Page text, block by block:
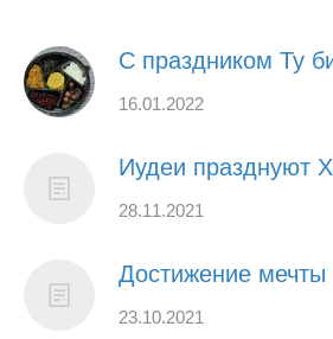
С праздником Ту
16.01.2022
Иудеи празднуют
28.11.2021
Достижение мечты
23.10.2021